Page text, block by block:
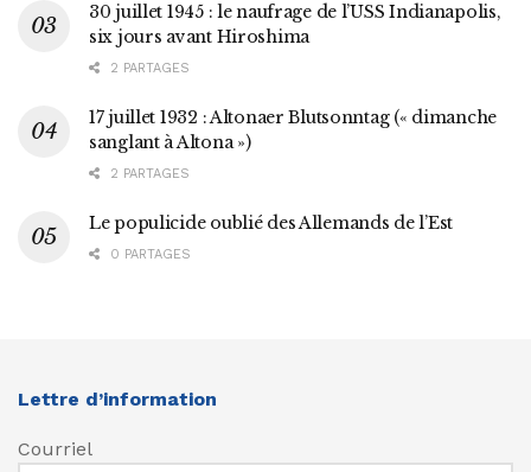
30 juillet 1945 : le naufrage de l’USS Indianapolis,
six jours avant Hiroshima
2 PARTAGES
17 juillet 1932 : Altonaer Blutsonntag (« dimanche
sanglant à Altona »)
2 PARTAGES
Le populicide oublié des Allemands de l’Est
0 PARTAGES
Lettre d’information
Courriel